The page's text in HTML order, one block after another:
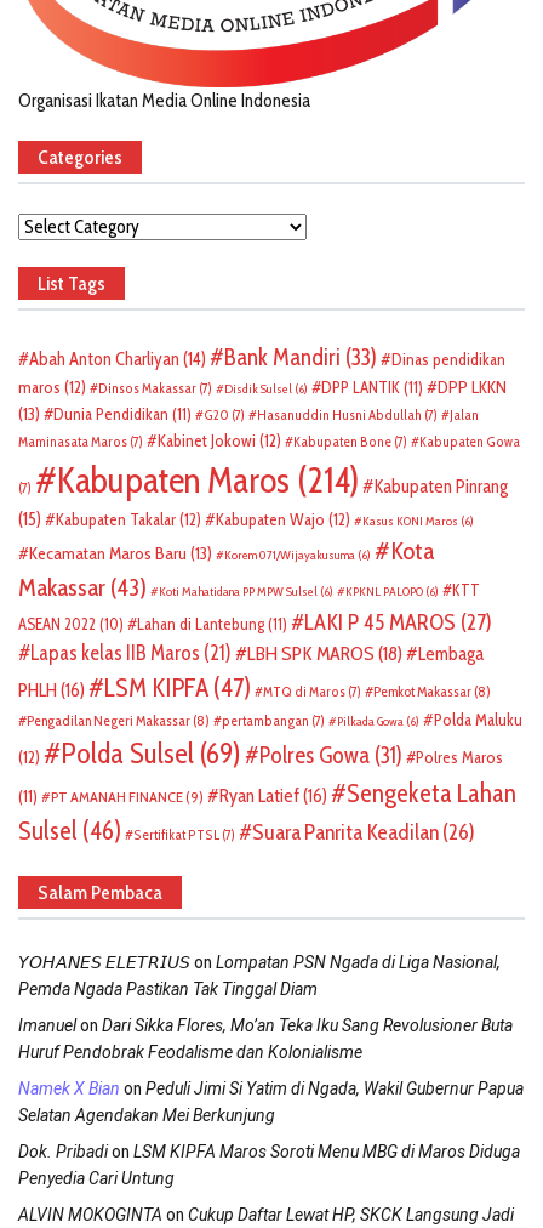
Organisasi Ikatan Media Online Indonesia
Categories
Categories
List Tags
Abah Anton Charliyan (14) Bank Mandiri (33)
Dinas pendidikan
maros (12) Dinsos Makassar (7) Disdik Sulsel (6) DPP LANTIK(11)
DPP LKKN
(13)
Dunia Pendidikan (11) G20 (7) Hasanuddin Husni Abdullah (7)
Jalan
Maminasata Maros (7) Kabinet Jokowi (12) Kabupaten Bone (7) Kabupaten Gowa
(7) Kabupaten Maros (214)
Kabupaten Pinrang
(15)
Kabupaten Takalar(12) Kabupaten Wajo (12) Kasus KONI Maros (6)
Kecamatan Maros Baru (13) Korem 071/Wijayakusuma (6)
Kota
Makassar (43) Koti Mahatidana PP MPW Sulsel (6) KPKNL PALOPO (6)
KTT
ASEAN 2022 (10) Lahan di Lantebung(11) LAKI P 45 MAROS (27)
Lapas kelas IIB Maros (21) LBH SPK MAROS (18)
Lembaga
PHLH (16) LSM KIPFA (47) MTQ di Maros (7) Pemkot Makassar (8)
Pengadilan Negeri Makassar (8) pertambangan (7) Pilkada Gowa (6)
Polda Maluku
(12)
Polda Sulsel (69) Polres Gowa (31)
Polres Maros
(11)
PT AMANAH FINANCE(9) Ryan Latief(16)
Sengeketa Lahan
Sulsel (46) Sertifikat PTSL (7) Suara Panrita Keadilan(26)
Salam Pembaca
𝘠𝘖𝘏𝘈𝘕𝘌𝘚 𝘌𝘓𝘌𝘛𝘙𝘐𝘜𝘚on Lompatan PSN Ngada di Liga Nasional,
Pemda Ngada Pastikan Tak Tinggal Diam
Imanuelon Dari Sikka Flores, Mo’an Teka Iku Sang Revolusioner Buta
Huruf Pendobrak Feodalisme dan Kolonialisme
Namek X Bian on Peduli Jimi Si Yatim di Ngada, Wakil Gubernur Papua
Selatan Agendakan Mei Berkunjung
Dok. Pribadion LSM KIPFA Maros Soroti Menu MBG di Maros Diduga
Penyedia Cari Untung
ALVIN MOKOGINTA on Cukup Daftar Lewat HP, SKCK Langsung Jadi